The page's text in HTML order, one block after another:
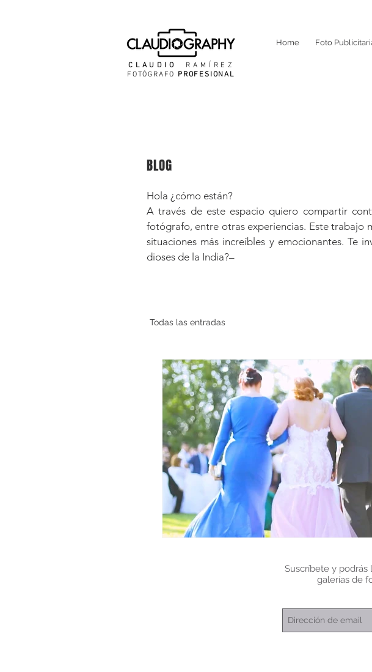
CLAUDIO RAMÍREZ
Home Foto
FOTÓGRAFO PROFESIONAL
BLOG
Hola ¿cómo están?
A través de este espacio quiero compartir
fotógrafo, entre otras experiencias. Este trabajo
situaciones más increíbles y emocionantes. Te
dioses de la India?–
Todas las entradas
Suscríbete y podrás
galerías de